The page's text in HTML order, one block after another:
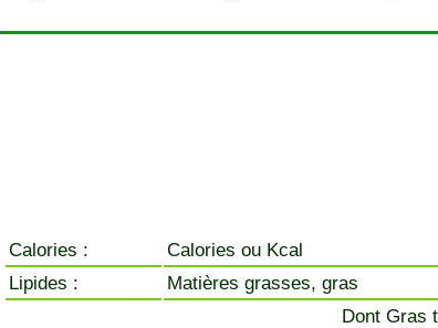
Calories : Calories ou Kcal
Lipides : Matières grasses, gras
Dont Gras